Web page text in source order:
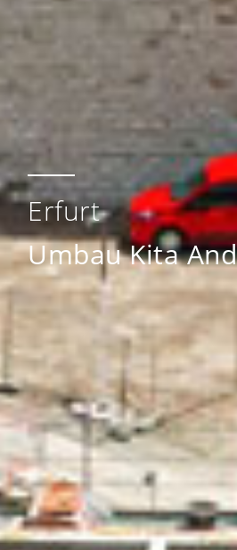
Erfurt
Umbau Kita